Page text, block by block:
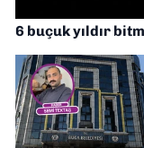
6 buçuk yıldır